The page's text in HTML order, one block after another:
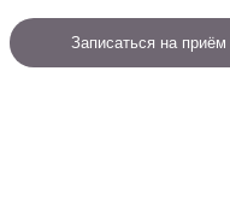
Записаться на приём